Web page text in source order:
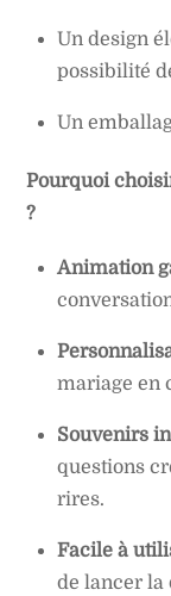
Un design
possibilité
Un
Pourquoi
?
Animation
mariage en
Souvenirs
questions
rires.
Facile à
de lancer la